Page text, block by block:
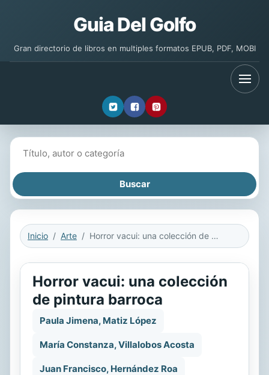
Guia Del Golfo
Gran directorio de libros en multiples formatos EPUB, PDF, MOBI
Inicio Arte Horror vacui: una colección de pintura barroca
Horror vacui: una colección
de pintura barroca
Paula Jimena, Matiz López
María Constanza, Villalobos Acosta
Juan Francisco, Hernández Roa